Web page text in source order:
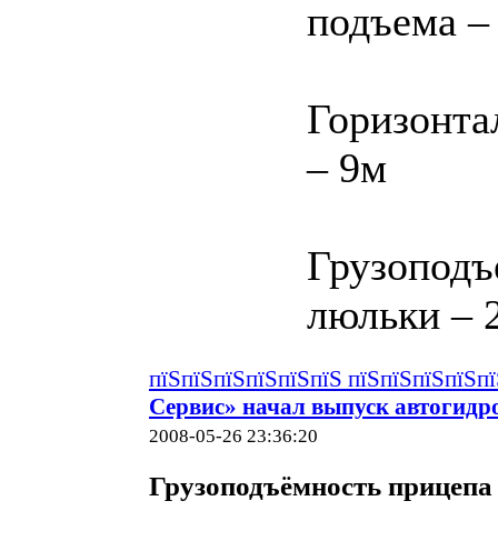
подъема
– 9м
люльки –
пїЅпїЅпїЅпїЅпїЅпїЅ
Сервис» начал выпуск
2008-05-26 23:36:20
Грузоподъёмность прицепа